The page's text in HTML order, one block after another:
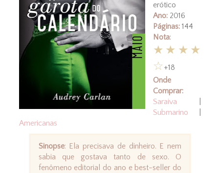
erótico
Ano:2016
Páginas:144
Nota:
★★★★
☆+18
Onde
Comprar:
Saraiva
Submarino
Americanas
Sinopse: Ela precisava de dinheiro. E nem
sabia que gostava tanto de sexo. O
fenômeno editorial do ano e best-seller do